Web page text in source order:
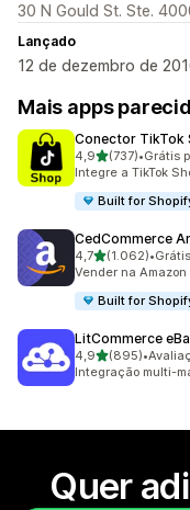
30 N Gould St. Ste.
Lançado
12 de dezembro de
Mais apps
Conector TikTok
4,9de 5 estrelas
(737)
737 avaliações ao
•Grátis
Integre a TikTok
Built for
CedCommerce
4,7de 5 estrelas
(1.062)
1062 avaliações
•
Vender na
Built for
LitCommerce
4,9de 5 estrelas
(895)
895 avaliações ao
•
Integração multi-
Quer